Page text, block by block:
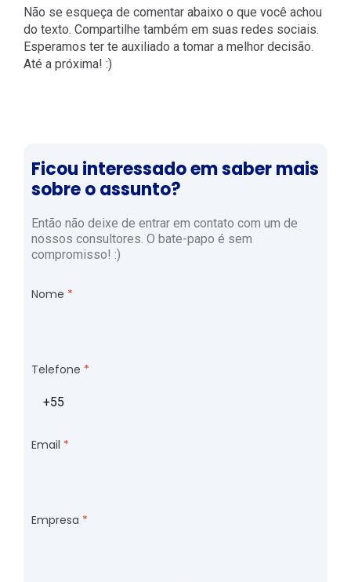
Não se esqueça de comentar abaixo o que você achou
do texto. Compartilhe também em suas redes sociais.
Esperamos ter te auxiliado a tomar a melhor decisão.
Até a próxima! :)
Ficou interessado em saber mais
sobre o assunto?
Então não deixe de entrar em contato com um de
nossos consultores. O bate-papo é sem
compromisso! :)
Nome
Telefone
Email
Empresa